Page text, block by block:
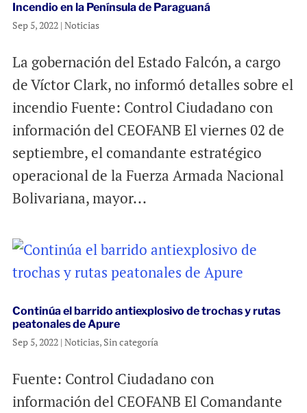
Incendio en la Península de Paraguaná
Sep 5, 2022| Noticias
La gobernación del Estado Falcón, a cargo
de Víctor Clark, no informó detalles sobre el
incendio Fuente: Control Ciudadano con
información del CEOFANB El viernes 02 de
septiembre, el comandante estratégico
operacional de la Fuerza Armada Nacional
Bolivariana, mayor...
Continúa el barrido antiexplosivo de trochas y rutas
peatonales de Apure
Sep 5, 2022| Noticias, Sin categoría
Fuente: Control Ciudadano con
información del CEOFANB El Comandante